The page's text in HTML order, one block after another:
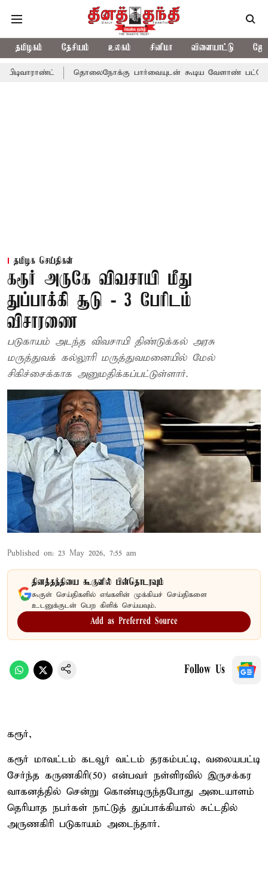
தமிழகம் தேசியம் உலகம் சினிமா விளையாட்டு
தொலைநோக்கு பார்வையுடன் கூடிய வேளாண் பட்ஜெட்:
தமிழக செய்திகள்
கரூர் அருகே விவசாயி மீது
துப்பாக்கி சூடு - 3 பேரிடம்
விசாரணை
படுகாயம் அடந்த விவசாயி திண்டுக்கல் அரசு
மருத்துவக் கல்லூரி மருத்துவமனையில் மேல்
சிகிச்சைக்காக அனுமதிக்கப்பட்டுள்ளார்.
Published on: 23 May 2026, 7:55 am
தினத்தந்தியை கூகுளில் பின்தொடரவும்
கூகுள் செய்திகளில் எங்களின் முக்கியச் செய்திகளை
உடனுக்குடன் பெற கிளிக் செய்யவும்.
Add as Preferred Source
Follow Us
கரூர்,
கரூர் மாவட்டம் கடவூர் வட்டம் தரகம்பட்டி, வலையபட்டி
சேர்ந்த கருணகிரி(50) என்பவர் நள்ளிரவில் இருசக்கர
வாகனத்தில் சென்று கொண்டிருந்தபோது அடையாளம்
தெரியாத நபர்கள் நாட்டுத் துப்பாக்கியால் சுட்டதில்
அருணகிரி படுகாயம் அடைந்தார்.